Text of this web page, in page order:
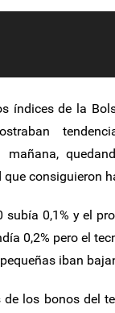
índices de la
mañana,
que consiguieron
subía 0,1% y el
0,2% pero el
iban
de los bonos del